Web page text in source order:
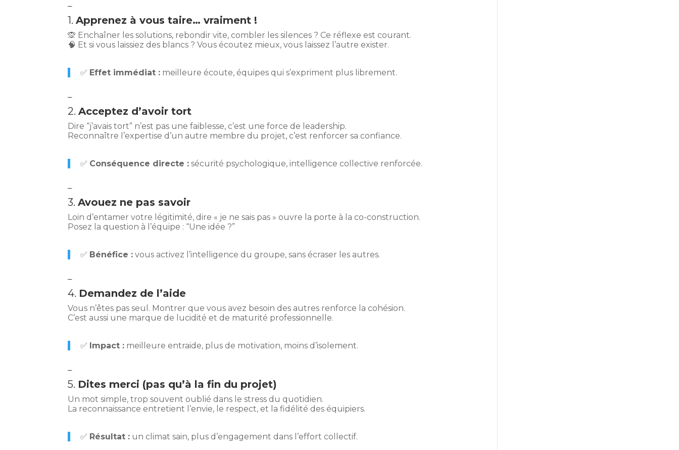
–
1.Apprenez à vous taire… vraiment !
🙊 Enchaîner les solutions, rebondir vite, combler les silences ? Ce réflexe est courant.
🧠 Et si vous laissiez des blancs ? Vous écoutez mieux, vous laissez l’autre exister.
✅ Effet immédiat : meilleure écoute, équipes qui s’expriment plus librement.
–
2.Acceptez d’avoir tort
Dire “j’avais tort” n’est pas une faiblesse, c’est une force de leadership.
Reconnaître l’expertise d’un autre membre du projet, c’est renforcer sa confiance.
✅ Conséquence directe : sécurité psychologique, intelligence collective renforcée.
–
3.Avouez ne pas savoir
Loin d’entamer votre légitimité, dire « je ne sais pas » ouvre la porte à la co-construction.
Posez la question à l’équipe : “Une idée ?”
✅ Bénéfice : vous activez l’intelligence du groupe, sans écraser les autres.
–
4. Demandez de l’aide
Vous n’êtes pas seul. Montrer que vous avez besoin des autres renforce la cohésion.
C’est aussi une marque de lucidité et de maturité professionnelle.
✅ Impact : meilleure entraide, plus de motivation, moins d’isolement.
–
5. Dites merci (pas qu’à la fin du projet)
Un mot simple, trop souvent oublié dans le stress du quotidien.
La reconnaissance entretient l’envie, le respect, et la fidélité des équipiers.
✅ Résultat : un climat sain, plus d’engagement dans l’effort collectif.